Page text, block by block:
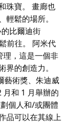
珠寶。 畫廊也
鬆的場所。
比爾迪街
前往。 阿米代
理，這是一個非
的創造力。
藝術獎、朱迪威
和 1 月舉辦的
個人和/或團體
品可以在其線上